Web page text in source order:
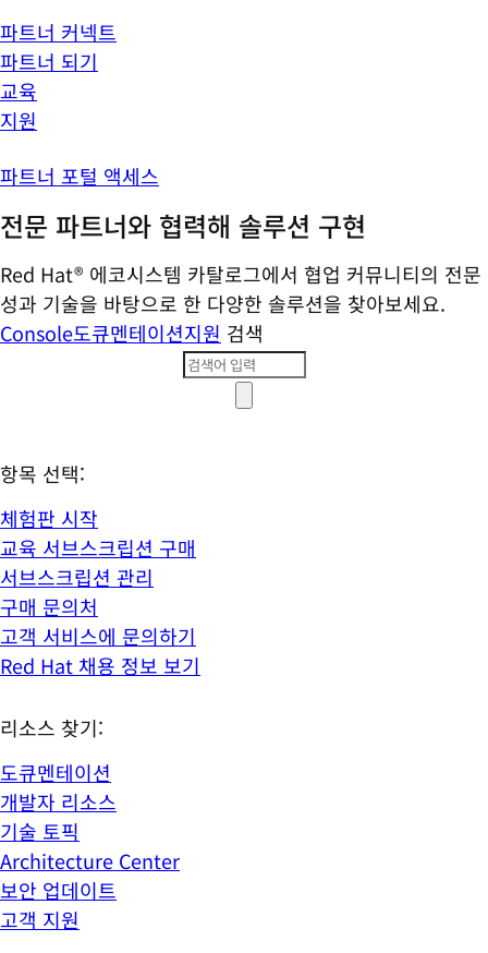
파트너 커넥트
파트너 되기
교육
지원
파트너 포털 액세스
전문 파트너와 협력해 솔루션 구현
Red Hat® 에코시스템 카탈로그에서 협업 커뮤니티의 전문
성과 기술을 바탕으로 한 다양한 솔루션을 찾아보세요.
Console도큐멘테이션지원 검색
항목 선택:
체험판 시작
교육 서브스크립션 구매
서브스크립션 관리
구매 문의처
고객 서비스에 문의하기
Red Hat 채용 정보 보기
리소스 찾기:
도큐멘테이션
개발자 리소스
기술 토픽
Architecture Center
보안 업데이트
고객 지원